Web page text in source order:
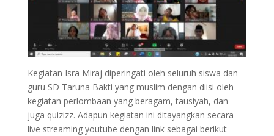
Kegiatan Isra Miraj diperingati oleh seluruh siswa dan
guru SD Taruna Bakti yang muslim dengan diisi oleh
kegiatan perlombaan yang beragam, tausiyah, dan
juga quizizz. Adapun kegiatan ini ditayangkan secara
live streaming youtube dengan link sebagai berikut